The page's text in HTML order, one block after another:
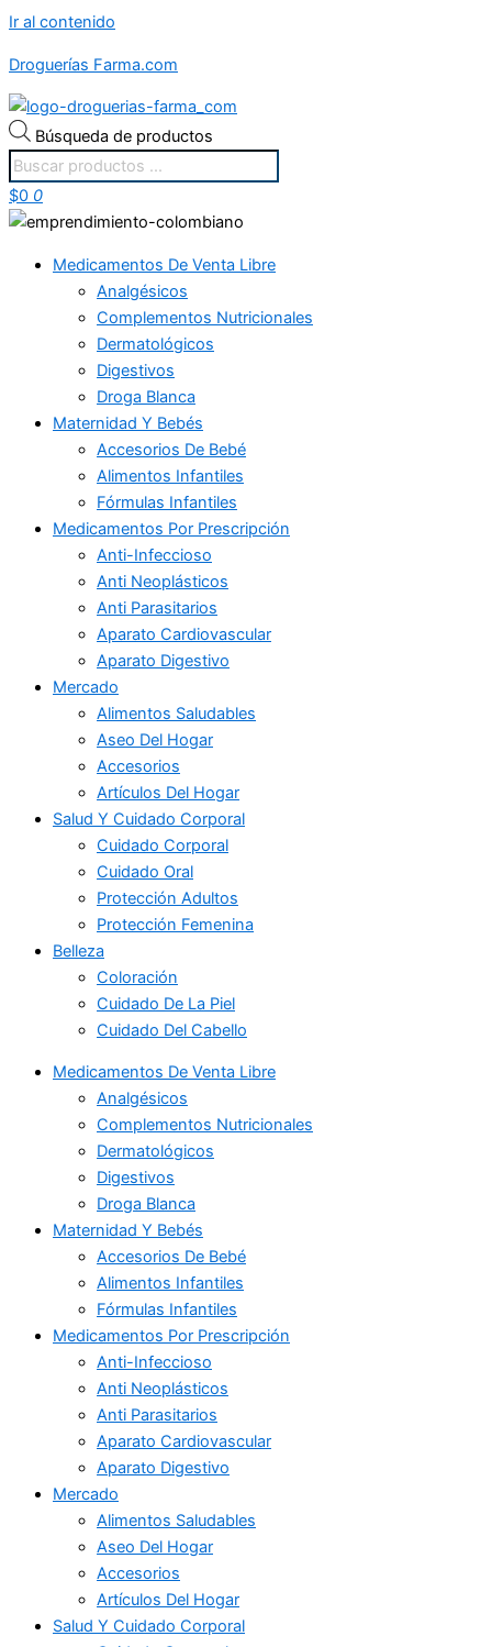
Ir al contenido
Droguerías Farma.com
Búsqueda de productos
$0 0
Medicamentos De Venta Libre
Analgésicos
Complementos Nutricionales
Dermatológicos
Digestivos
Droga Blanca
Maternidad Y Bebés
Accesorios De Bebé
Alimentos Infantiles
Fórmulas Infantiles
Medicamentos Por Prescripción
Anti-Infeccioso
Anti Neoplásticos
Anti Parasitarios
Aparato Cardiovascular
Aparato Digestivo
Mercado
Alimentos Saludables
Aseo Del Hogar
Accesorios
Artículos Del Hogar
Salud Y Cuidado Corporal
Cuidado Corporal
Cuidado Oral
Protección Adultos
Protección Femenina
Belleza
Coloración
Cuidado De La Piel
Cuidado Del Cabello
Medicamentos De Venta Libre
Analgésicos
Complementos Nutricionales
Dermatológicos
Digestivos
Droga Blanca
Maternidad Y Bebés
Accesorios De Bebé
Alimentos Infantiles
Fórmulas Infantiles
Medicamentos Por Prescripción
Anti-Infeccioso
Anti Neoplásticos
Anti Parasitarios
Aparato Cardiovascular
Aparato Digestivo
Mercado
Alimentos Saludables
Aseo Del Hogar
Accesorios
Artículos Del Hogar
Salud Y Cuidado Corporal